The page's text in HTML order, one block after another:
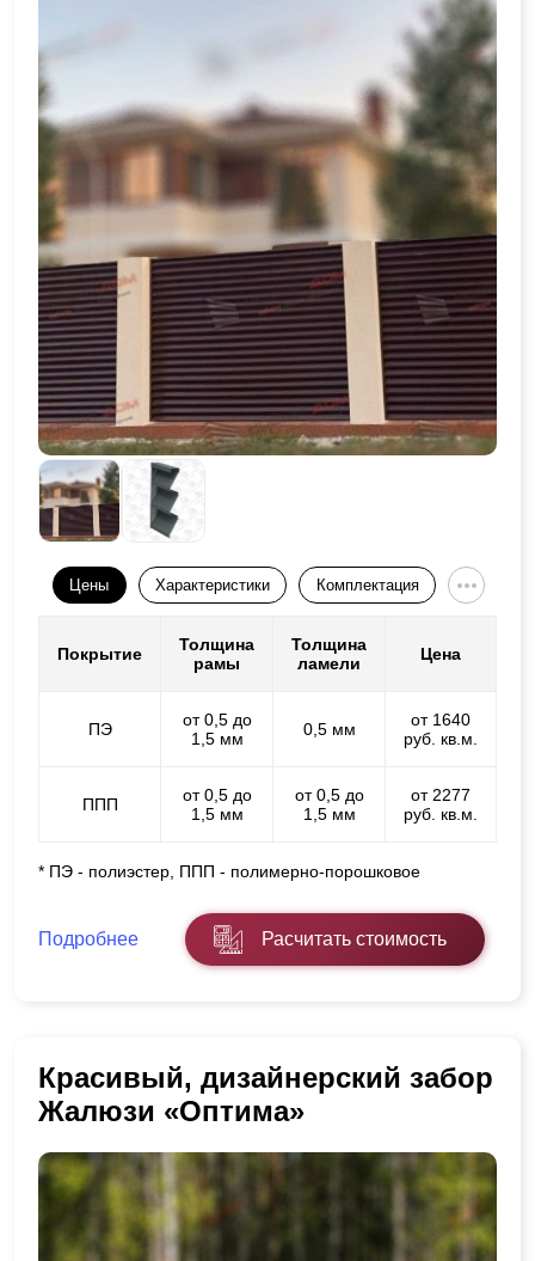
Цены Характеристики Комплектация
Покрытие
Толщина
рамы
Толщина
ламели
Цена
ПЭ
от 0,5 до
1,5 мм
0,5 мм
от 1640
руб. кв.м.
ППП
от 0,5 до
1,5 мм
от 0,5 до
1,5 мм
от 2277
руб. кв.м.
* ПЭ - полиэстер, ППП - полимерно-порошковое
Подробнее Расчитать стоимость
Красивый, дизайнерский забор
Жалюзи «Оптима»